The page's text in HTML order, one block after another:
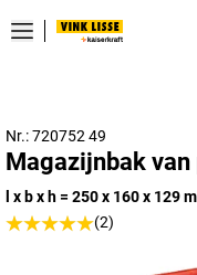
Nr.: 720752 49
Magazijnbak
l x b x h = 250 x 160 x 129
(2)